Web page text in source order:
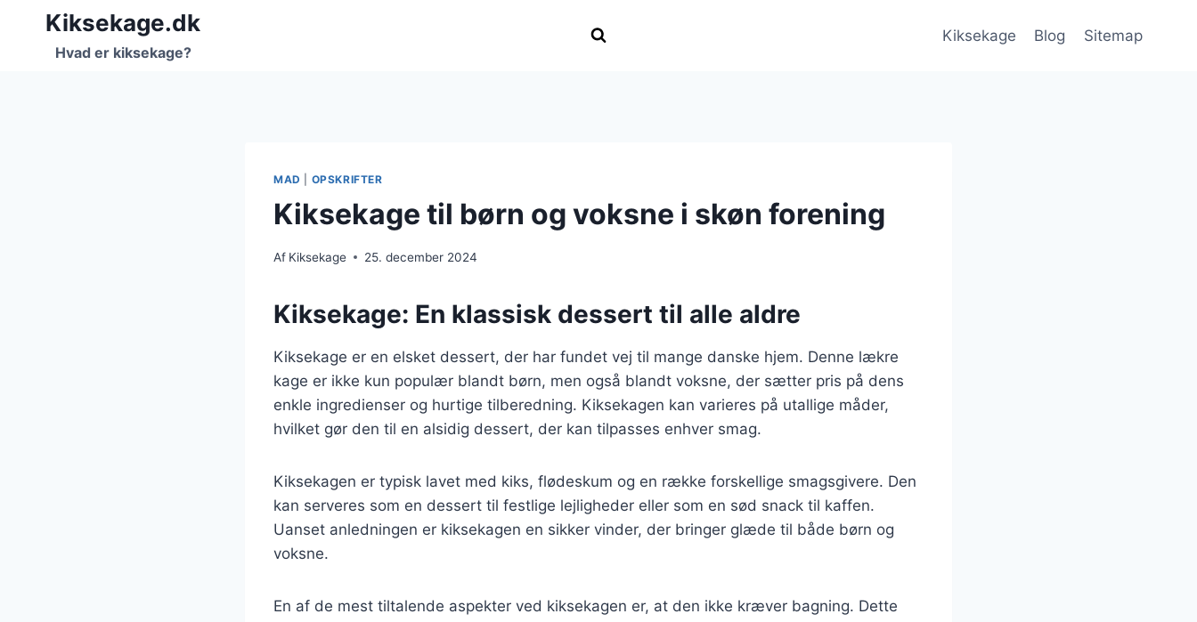
FortsætKiksekage.dk
Hvad er kiksekage?
Kiksekage Blog Sitemap
MAD OPSKRIFTER
Kiksekage til børn og voksne i skøn forening
Af Kiksekage 25. december 2024
Kiksekage: En klassisk dessert til alle aldre
Kiksekage er en elsket dessert, der har fundet vej til mange danske hjem. Denne lækre
kage er ikke kun populær blandt børn, men også blandt voksne, der sætter pris på dens
enkle ingredienser og hurtige tilberedning. Kiksekagen kan varieres på utallige måder,
hvilket gør den til en alsidig dessert, der kan tilpasses enhver smag.
Kiksekagen er typisk lavet med kiks, flødeskum og en række forskellige smagsgivere. Den
kan serveres som en dessert til festlige lejligheder eller som en sød snack til kaffen.
Uanset anledningen er kiksekagen en sikker vinder, der bringer glæde til både børn og
voksne.
En af de mest tiltalende aspekter ved kiksekagen er, at den ikke kræver bagning. Dette